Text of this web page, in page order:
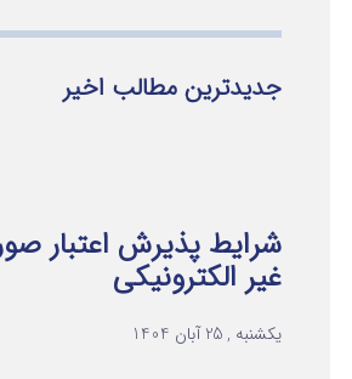
جدیدترین مطالب اخیر
شرایط پذیرش اعتبار
غیر الکترونیکی
یکشنبه , 25 آبان 1404